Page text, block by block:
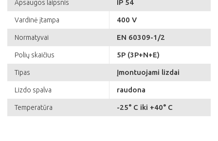
Apsaugos laipsnis IP 54
Vardinė įtampa 400 V
Normatyvai EN 60309-1/2
Polių skaičius 5P (3P+N+E)
Tipas Įmontuojami lizdai
Lizdo spalva raudona
Temperatūra -25° C iki +40° C